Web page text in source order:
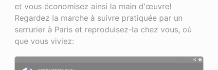
et vous économisez ainsi la main d'œuvre!
Regardez la marche à suivre pratiquée par un
serrurier à Paris et reproduisez-la chez vous, où
que vous viviez: